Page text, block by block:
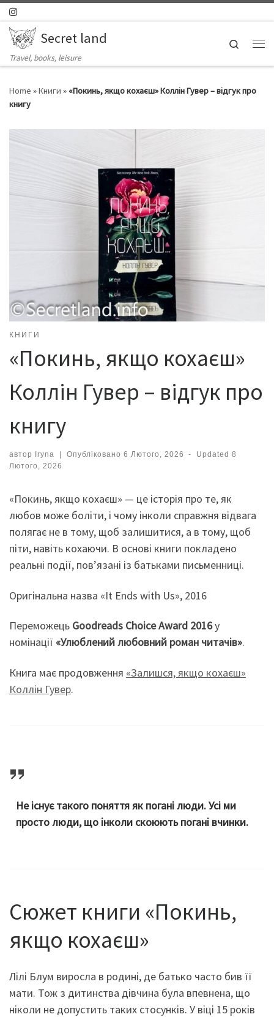
Skip to content
Secret land
Travel, books, leisure
Search
Home »Книги » «Покинь, якщо кохаєш» Коллін Гувер – відгук про
книгу
КНИГИ
«Покинь, якщо кохаєш»
Коллін Гувер – відгук про
книгу
автор Iryna Опубліковано 6 Лютого, 2026 - Updated8
Лютого, 2026
«Покинь, якщо кохаєш» — це історія про те, як
любов може боліти, і чому інколи справжня відвага
полягає не в тому, щоб залишитися, а в тому, щоб
піти, навіть кохаючи. В основі книги покладено
реальні події, пов’язані із батьками письменниці.
Оригінальна назва «It Ends with Us», 2016
Переможець Goodreads Choice Award 2016у
номінації «Улюблений любовний роман читачів».
Книга має продовження «Залишся, якщо кохаєш»
Коллін Гувер.
Не існує такого поняття як погані люди. Усі ми
просто люди, що інколи скоюють погані вчинки.
Сюжет книги «Покинь,
якщо кохаєш»
Лілі Блум виросла в родині, де батько часто бив її
мати. Тож з дитинства дівчина була впевнена, що
ніколи не допустить таких стосунків. У віці 15 років